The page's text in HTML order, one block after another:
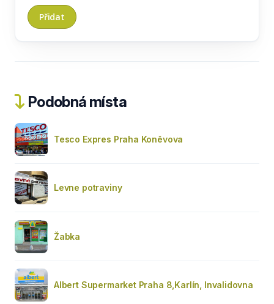
Podobná místa
Tesco Expres Praha Koněvova
Levne potraviny
Žabka
Albert Supermarket Praha 8,Karlín, Invalidovna